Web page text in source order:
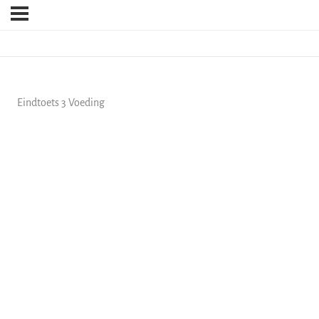
Eindtoets 3 Voeding